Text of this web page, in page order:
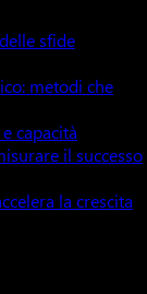
sfide
metodi che
capacità
il successo
la crescita